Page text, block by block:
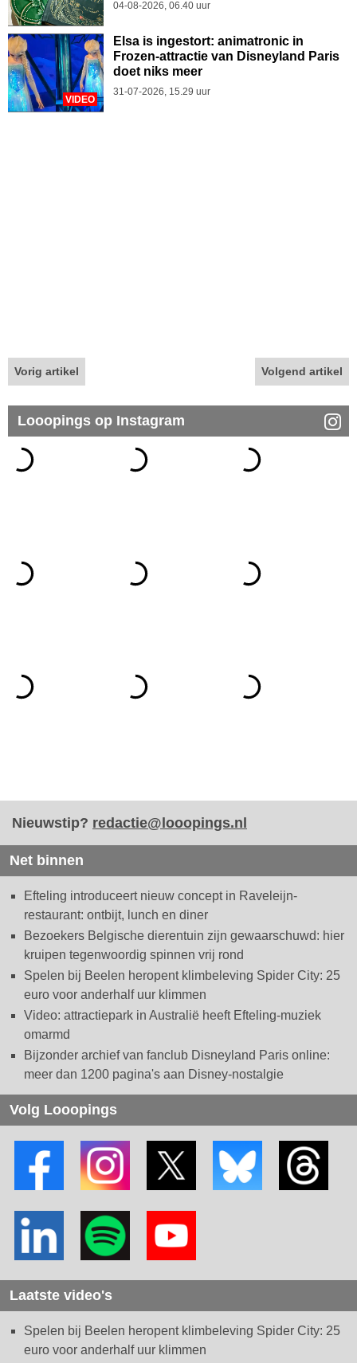
04-08-2026, 06.40 uur
VIDEO
Elsa is ingestort: animatronic in
Frozen-attractie van Disneyland Paris
doet niks meer
31-07-2026, 15.29 uur
Vorig artikel Volgend artikel
Looopings op Instagram
Nieuwstip? redactie@looopings.nl
Net binnen
Efteling introduceert nieuw concept in Raveleijn-
restaurant: ontbijt, lunch en diner
Bezoekers Belgische dierentuin zijn gewaarschuwd: hier
kruipen tegenwoordig spinnen vrij rond
Spelen bij Beelen heropent klimbeleving Spider City: 25
euro voor anderhalf uur klimmen
Video: attractiepark in Australië heeft Efteling-muziek
omarmd
Bijzonder archief van fanclub Disneyland Paris online:
meer dan 1200 pagina's aan Disney-nostalgie
Volg Looopings
Laatste video's
Spelen bij Beelen heropent klimbeleving Spider City: 25
euro voor anderhalf uur klimmen